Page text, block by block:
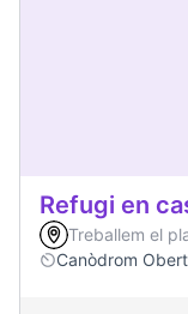
Refugi en
Treballem el
Canòdrom Obert